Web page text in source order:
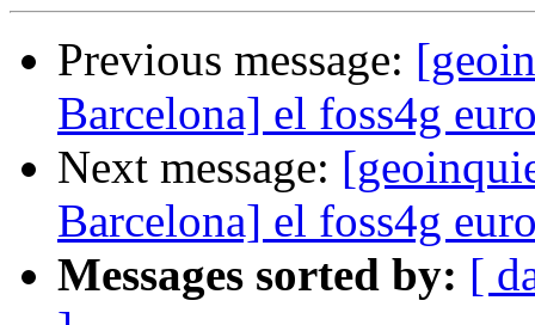
Previous message:
Barcelona] el foss4g
Next message:
Barcelona] el foss4g
Messages sorted by: [